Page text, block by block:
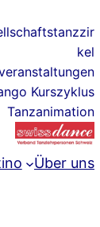
kel
Kurszyklus
Tanzanimation
Über uns